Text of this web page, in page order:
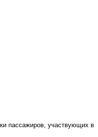
пассажиров, участвующих в